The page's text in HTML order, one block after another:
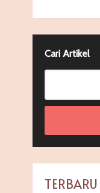
Cari Artikel
TERBARU